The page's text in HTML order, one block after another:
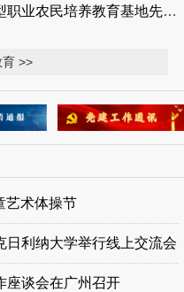
汝南县职教中心被评为河南省新型职业农民培养教育基地先进单位
>>
艺术体操节
日利纳大学举行线上交流会
座谈会在广州召开